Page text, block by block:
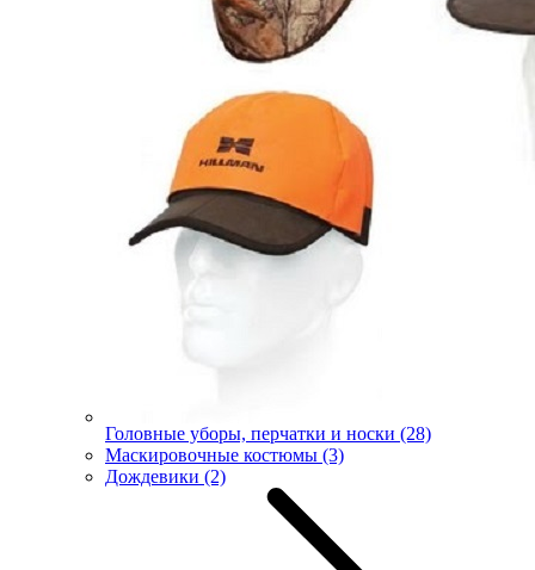
Головные уборы, перчатки и носки (28)
Маскировочные костюмы (3)
Дождевики (2)